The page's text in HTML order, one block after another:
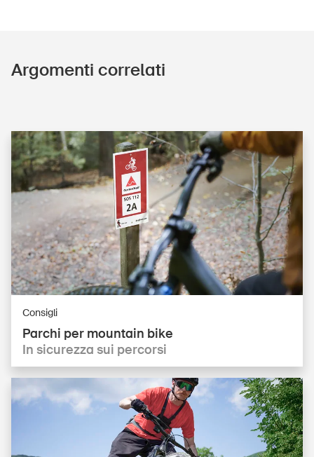
Argomenti correlati
Consigli
Parchi per mountain bike
In sicurezza sui percorsi